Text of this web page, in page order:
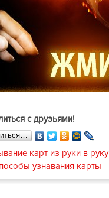
с друзьями!
карт из руки в руку
узнавания карты